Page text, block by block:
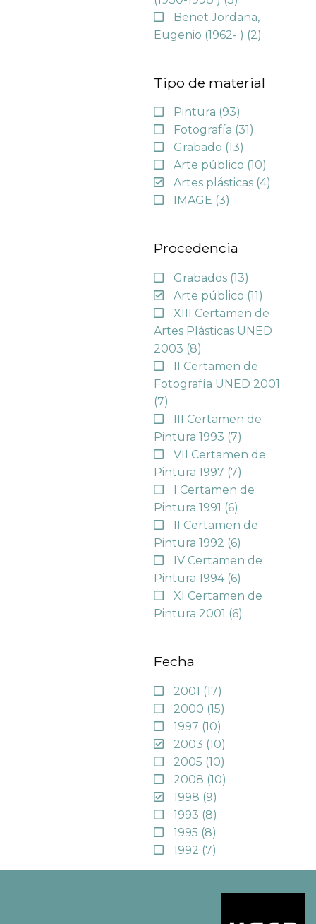
Benet Jordana,
Eugenio (1962- ) (2)
Tipo de material
Pintura (93)
Fotografía (31)
Grabado (13)
Arte público (10)
Artes plásticas (4)
IMAGE (3)
Procedencia
Grabados (13)
Arte público (11)
XIII Certamen de
Artes Plásticas UNED
2003 (8)
II Certamen de
Fotografía UNED 2001
(7)
III Certamen de
Pintura 1993 (7)
VII Certamen de
Pintura 1997 (7)
I Certamen de
Pintura 1991 (6)
II Certamen de
Pintura 1992 (6)
IV Certamen de
Pintura 1994 (6)
XI Certamen de
Pintura 2001 (6)
Fecha
2001 (17)
2000 (15)
1997 (10)
2003 (10)
2005 (10)
2008 (10)
1998 (9)
1993 (8)
1995 (8)
1992 (7)